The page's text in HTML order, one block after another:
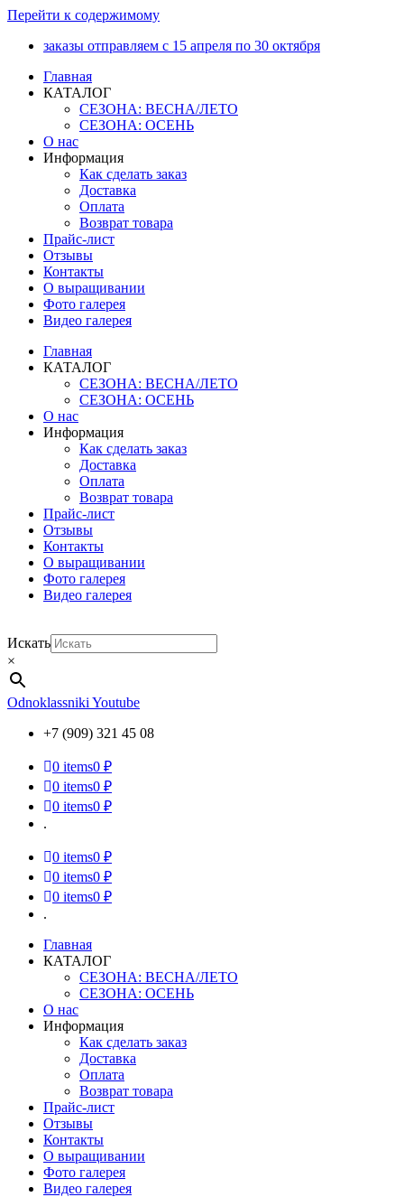
Перейти к содержимому
заказы отправляем с 15 апреля по 30 октября
Главная
КАТАЛОГ
СЕЗОНА: ВЕСНА/ЛЕТО
СЕЗОНА: ОСЕНЬ
О нас
Информация
Как сделать заказ
Доставка
Оплата
Возврат товара
Прайс-лист
Отзывы
Контакты
О выращивании
Фото галерея
Видео галерея
Главная
КАТАЛОГ
СЕЗОНА: ВЕСНА/ЛЕТО
СЕЗОНА: ОСЕНЬ
О нас
Информация
Как сделать заказ
Доставка
Оплата
Возврат товара
Прайс-лист
Отзывы
Контакты
О выращивании
Фото галерея
Видео галерея
Искать
×
Odnoklassniki Youtube
+7 (909) 321 45 08
0 items0 ₽
0 items0 ₽
0 items0 ₽
.
0 items0 ₽
0 items0 ₽
0 items0 ₽
.
Главная
КАТАЛОГ
СЕЗОНА: ВЕСНА/ЛЕТО
СЕЗОНА: ОСЕНЬ
О нас
Информация
Как сделать заказ
Доставка
Оплата
Возврат товара
Прайс-лист
Отзывы
Контакты
О выращивании
Фото галерея
Видео галерея